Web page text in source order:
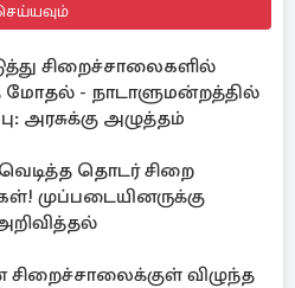
சிறைச்சாலைகளில்
மோதல் - நாடாளுமன்றத்தில்
அரசுக்கு அழுத்தம்
வெடித்த தொடர் சிறை
முப்படையினருக்கு
சிறைச்சாலைக்குள் விழுந்த